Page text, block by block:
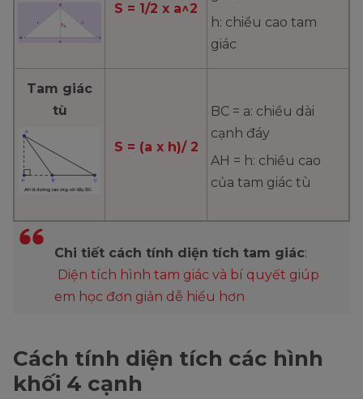
S = 1/2 x a^2
h: chiều cao tam
giác
Tam giác
tù
S = (a x h)/ 2
BC = a: chiều dài
cạnh đáy
AH = h: chiều cao
của tam giác tù
Chi tiết cách tính diện tích tam giác:
Diện tích hình tam giác và bí quyết giúp
em học đơn giản dễ hiểu hơn
Cách tính diện tích các hình
khối 4 cạnh